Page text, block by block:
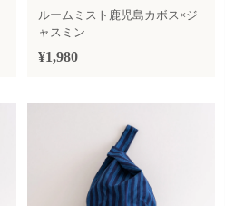
ルームミスト鹿児島カボス×ジ
ャスミン
¥1,980